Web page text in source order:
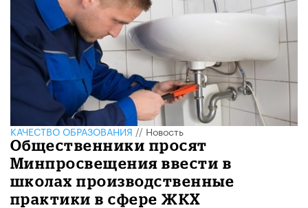
КАЧЕСТВО ОБРАЗОВАНИЯ//Новость
Общественники просят
Минпросвещения ввести в
школах производственные
практики в сфере ЖКХ